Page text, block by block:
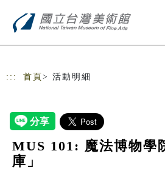
::: 首頁 > 活動明細
MUS 101: 魔法博物學
庫」